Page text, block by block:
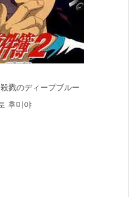
戮のディープブルー
후미야